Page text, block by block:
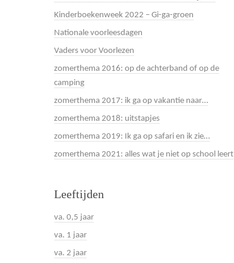
Kinderboekenweek 2022 – Gi-ga-groen
Nationale voorleesdagen
Vaders voor Voorlezen
zomerthema 2016: op de achterband of op de
camping
zomerthema 2017: ik ga op vakantie naar…
zomerthema 2018: uitstapjes
zomerthema 2019: Ik ga op safari en ik zie…
zomerthema 2021: alles wat je niet op school leert
Leeftijden
va. 0,5 jaar
va. 1 jaar
va. 2 jaar